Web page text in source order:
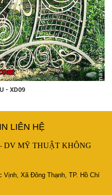
- XD09
LIÊN HỆ
DV MỸ THUẬT KHÔNG
Vịnh, Xã Đông Thạnh, TP. Hồ Chí